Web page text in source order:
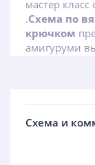
мастер класс
.Схема по
крючком
амигуруми
Схема и